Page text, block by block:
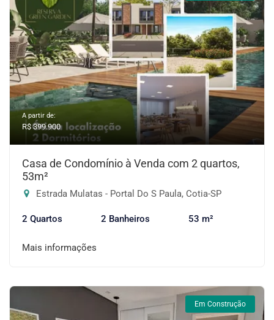
A partir de:
R$ 399.900
Casa de Condomínio à Venda com 2 quartos,
53m²
Estrada Mulatas - Portal Do S Paula, Cotia-SP
2 Quartos 2 Banheiros 53 m²
Mais informações
Em Construção